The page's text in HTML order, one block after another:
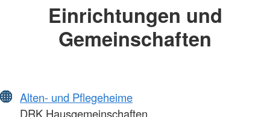
Einrichtungen und
Gemeinschaften
Alten- und Pflegeheime
DRK Hausgemeinschaften